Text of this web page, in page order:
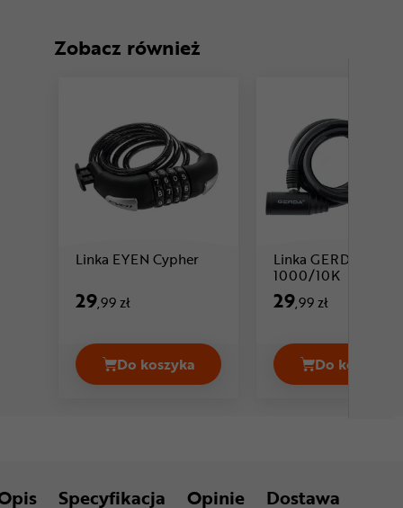
Zobacz również
Linka EYEN CypherCena: 29 ,99 zł
29,99 zł
Do koszyka
Linka EYEN Cypher Cena 29,99 zł
Linka GERDA Flex
1000/10KCena: 29
29,99 zł
Do koszyka
Linka
Specyfikacja Opinie Dostawa